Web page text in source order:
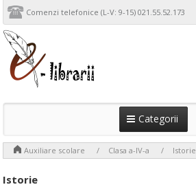
Comenzi telefonice (L-V: 9-15) 021.55.52.173
Categorii
Auxiliare scolare Clasa a-IV-a Istorie
Istorie